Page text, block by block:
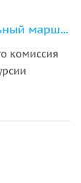
«По водному сердцу города» — уникальный маршрут на 11-местном катере
комиссия